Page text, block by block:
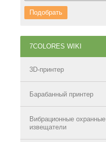
Подобрать
7COLORES WIKI
3D-принтер
Барабанный принтер
Вибрационные охранные
извещатели